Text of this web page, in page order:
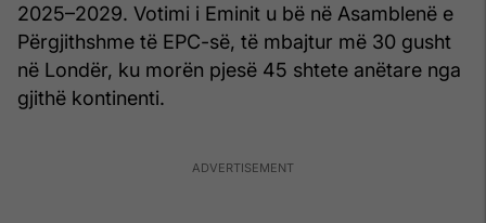
2025–2029. Votimi i Eminit u bë në Asamblenë e
Përgjithshme të EPC-së, të mbajtur më 30 gusht
në Londër, ku morën pjesë 45 shtete anëtare nga
gjithë kontinenti.